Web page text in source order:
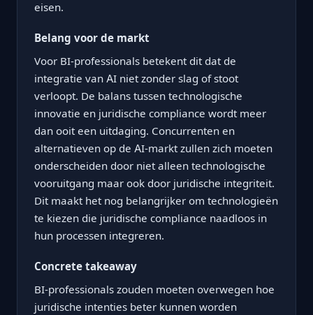
eisen.
Belang voor de markt
Voor BI-professionals betekent dit dat de
integratie van AI niet zonder slag of stoot
verloopt. De balans tussen technologische
innovatie en juridische compliance wordt meer
dan ooit een uitdaging. Concurrenten en
alternatieven op de AI-markt zullen zich moeten
onderscheiden door niet alleen technologische
vooruitgang maar ook door juridische integriteit.
Dit maakt het nog belangrijker om technologieën
te kiezen die juridische compliance naadloos in
hun processen integreren.
Concrete takeaway
BI-professionals zouden moeten overwegen hoe
juridische intenties beter kunnen worden